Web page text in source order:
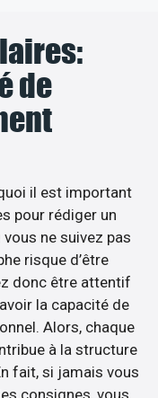
de
il est important
pour rédiger un
vous ne suivez pas
risque d’être
donc être attentif
la capacité de
Alors, chaque
à la structure
fait, si jamais vous
consignes, vous